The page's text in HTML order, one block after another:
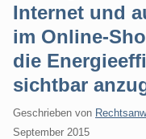
Internet und
im Online-
die
sichtbar
Geschrieben von
September 2015